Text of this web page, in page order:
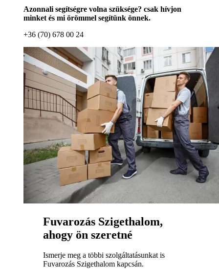
Azonnali segítségre volna szüksége? csak hívjon
minket és mi örömmel segítünk önnek.
+36 (70) 678 00 24
Fuvarozás Szigethalom,
ahogy ön szeretné
Ismerje meg a többi szolgáltatásunkat is
Fuvarozás Szigethalom kapcsán.